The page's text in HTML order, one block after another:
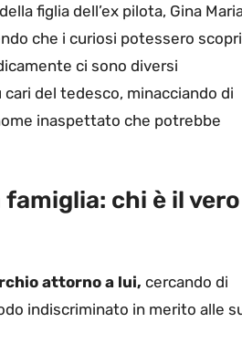
figlia dell’ex pilota, Gina
che i curiosi potessero
ci sono diversi
del tedesco, minacciando di
inaspettato che potrebbe
chi è il vero
attorno a lui, cercando di
indiscriminato in merito alle